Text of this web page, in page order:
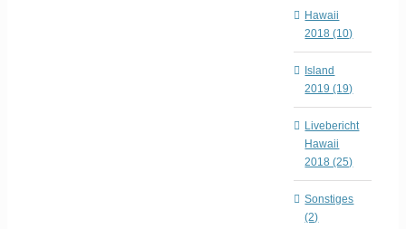
Hawaii
2018 (10)
Island
2019 (19)
Livebericht
Hawaii
2018 (25)
Sonstiges
(2)